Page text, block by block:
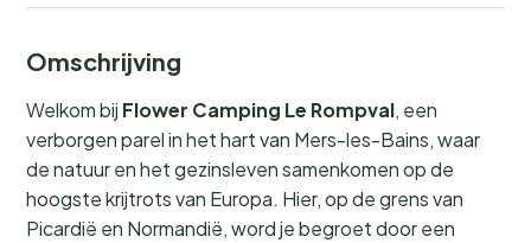
Omschrijving
Welkom bij Flower Camping Le Rompval, een
verborgen parel in het hart van Mers-les-Bains, waar
de natuur en het gezinsleven samenkomen op de
hoogste krijtrots van Europa. Hier, op de grens van
Picardië en Normandië, word je begroet door een